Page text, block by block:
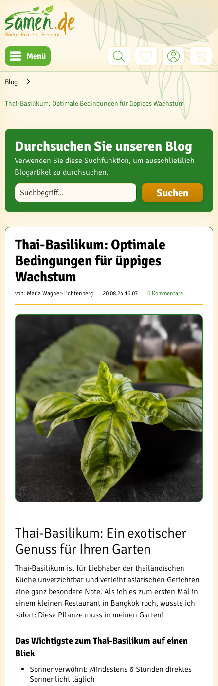
Menü
Blog
Thai-Basilikum: Optimale Bedingungen für üppiges Wachstum
Durchsuchen Sie unseren Blog
Verwenden Sie diese Suchfunktion, um ausschließlich
Blogartikel zu durchsuchen.
Blog durchsuchen
Thai-Basilikum: Optimale
Bedingungen für üppiges
Wachstum
von: Maria Wagner-Lichtenberg 20.08.24 16:07 0 Kommentare
Thai-Basilikum: Ein exotischer
Genuss für Ihren Garten
Thai-Basilikum ist für Liebhaber der thailändischen
Küche unverzichtbar und verleiht asiatischen Gerichten
eine ganz besondere Note. Als ich es zum ersten Mal in
einem kleinen Restaurant in Bangkok roch, wusste ich
sofort: Diese Pflanze muss in meinen Garten!
Das Wichtigste zum Thai-Basilikum auf einen
Blick
Sonnenverwöhnt: Mindestens 6 Stunden direktes
Sonnenlicht täglich